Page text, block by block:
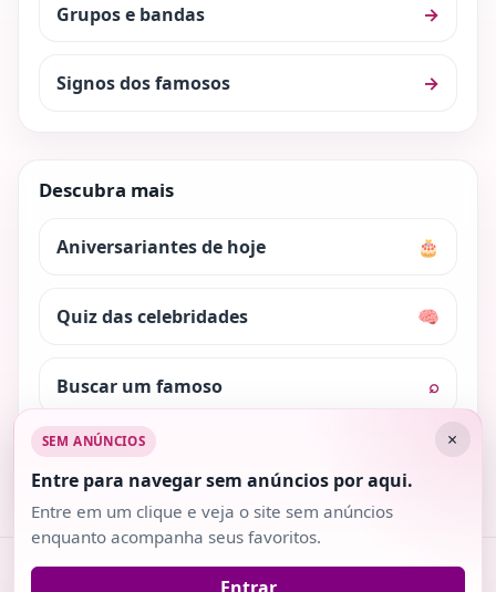
Grupos e bandas →
Signos dos famosos →
Descubra mais
Aniversariantes de hoje 🎂
Quiz das celebridades 🧠
Buscar um famoso ⌕
Nosso conteúdo é protegido pela lei dos direitos
autorais. Ao utilizar trechos do site, cite a fonte.
Copyright 2018-2026· v2.0.3 · Todos os direitos
×
SEM ANÚNCIOS
Entre para navegar sem anúncios por aqui.
Entre em um clique e veja o site sem anúncios
enquanto acompanha seus favoritos.